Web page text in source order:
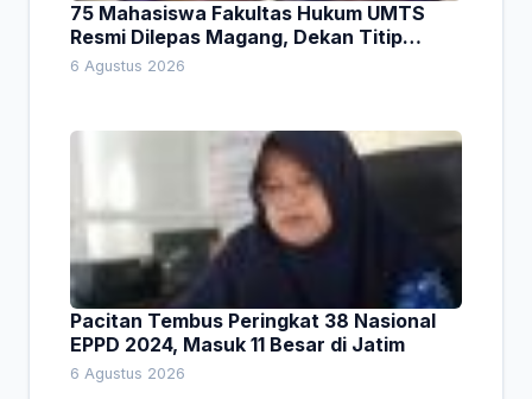
75 Mahasiswa Fakultas Hukum UMTS
Resmi Dilepas Magang, Dekan Titip
Empat Pesan Penting
6 Agustus 2026
Pacitan Tembus Peringkat 38 Nasional
EPPD 2024, Masuk 11 Besar di Jatim
6 Agustus 2026